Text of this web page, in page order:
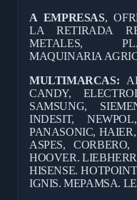
A EMPRESAS,
LA RETIRADA
METALES,
MAQUINARIA
MULTIMARCAS:
CANDY,
SAMSUNG,
INDESIT,
PANASONIC,
ASPES,
HOOVER.
HISENSE.
IGNIS. MEPAMSA.